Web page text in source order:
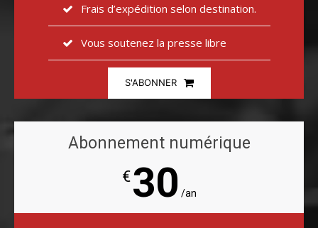
Frais d’expédition selon destination.
Vous soutenez la presse libre
S'ABONNER
Abonnement numérique
€30 /an